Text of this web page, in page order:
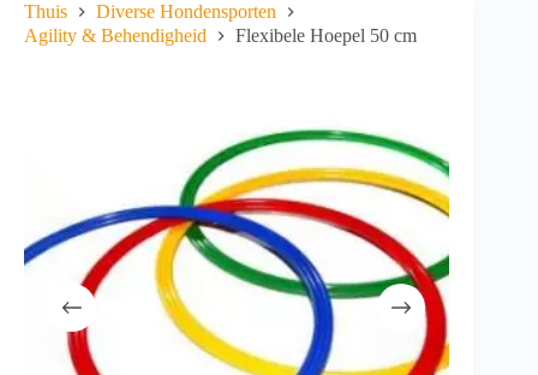
Thuis
Diverse Hondensporten
Agility & Behendigheid
Flexibele Hoepel 50 cm